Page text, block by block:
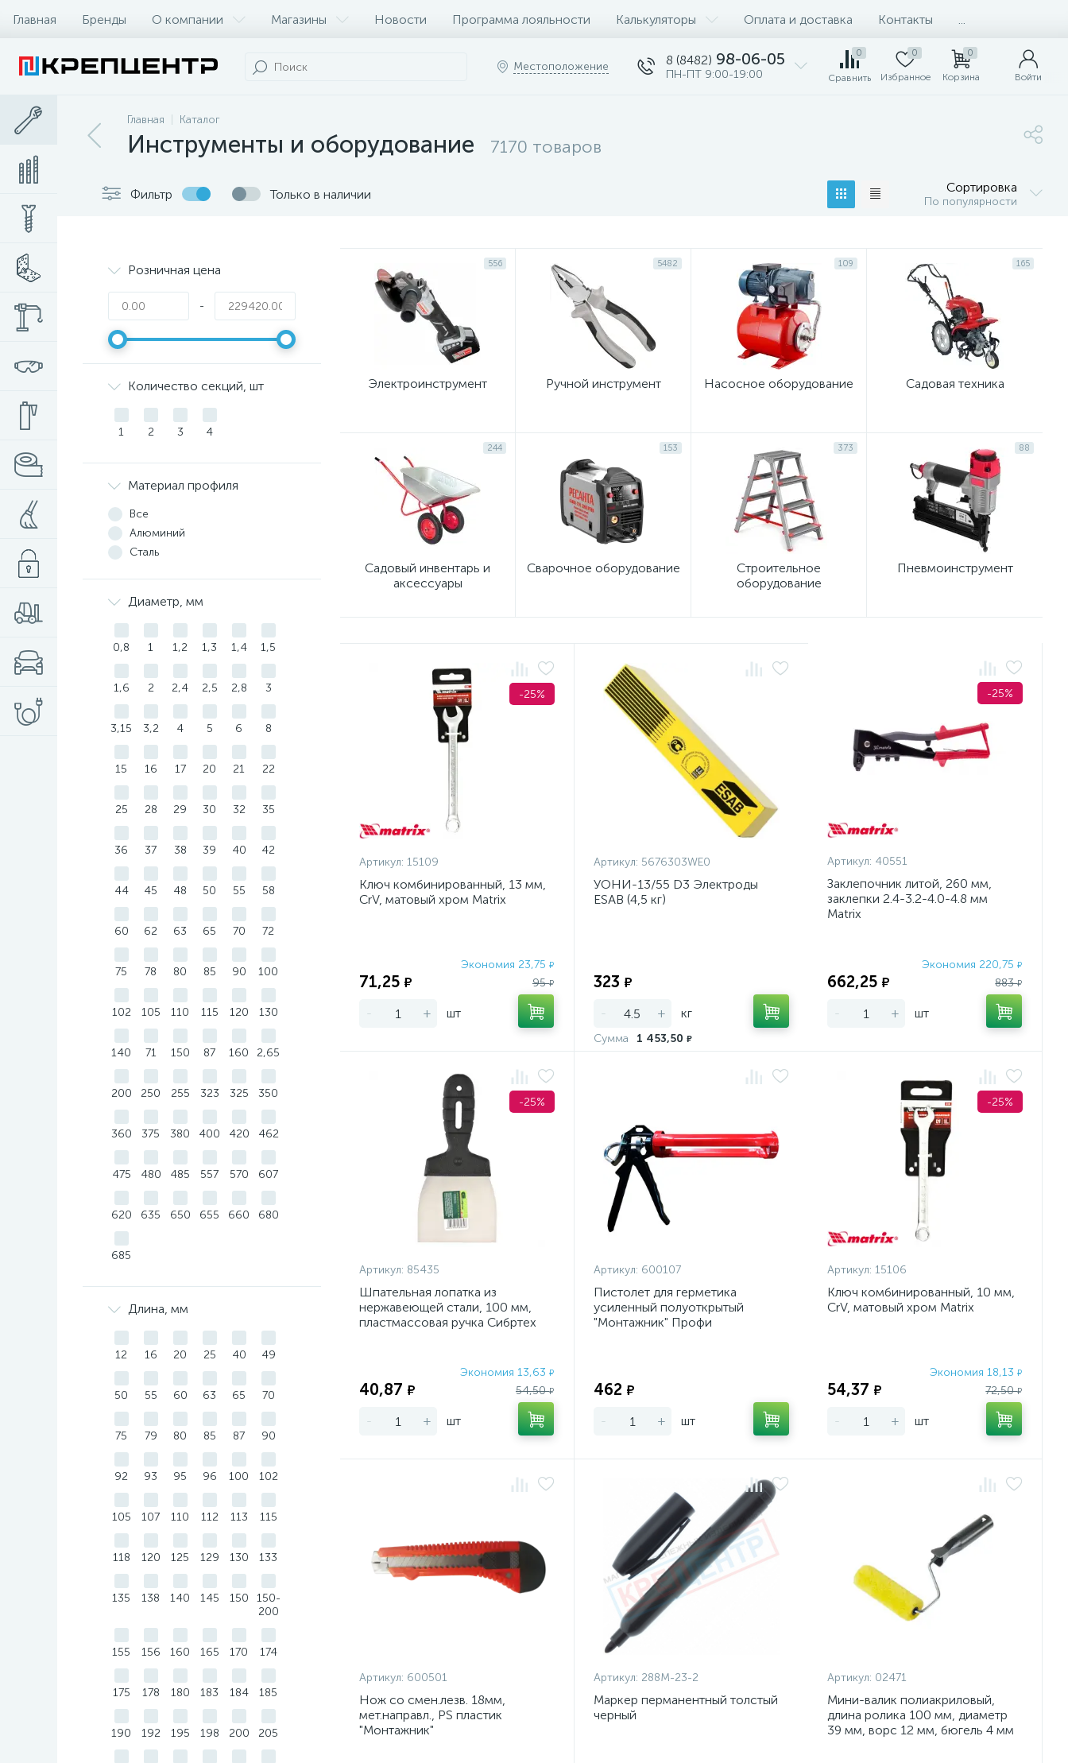
Главная Бренды О компании Магазины Новости Программа лояльности Калькуляторы Оплата и доставка Контакты
Местоположение 8 (8482) 98-06-05
ПН-ПТ 9:00-19:00
0
Сравнить
0
Избранное
0
Корзина Войти
Главная Каталог
Инструменты и оборудование 7170 товаров
Фильтр Только в наличии Сортировка
По популярности
Розничная цена
-
Количество секций, шт
1 2 3 4
Материал профиля
Все
Алюминий
Сталь
Диаметр, мм
0,8 1 1,2 1,3 1,4 1,5
1,6 2 2,4 2,5 2,8 3
3,15 3,2 4 5 6 8
15 16 17 20 21 22
25 28 29 30 32 35
36 37 38 39 40 42
44 45 48 50 55 58
60 62 63 65 70 72
75 78 80 85 90 100
102 105 110 115 120 130
140 71 150 87 160 2,65
200 250 255 323 325 350
360 375 380 400 420 462
475 480 485 557 570 607
620 635 650 655 660 680
685
Длина, мм
12 16 20 25 40 49
50 55 60 63 65 70
75 79 80 85 87 90
92 93 95 96 100 102
105 107 110 112 113 115
118 120 125 129 130 133
135 138 140 145 150
150-
200
155 156 160 165 170 174
175 178 180 183 184 185
190 192 195 198 200 205
556
Электроинструмент
5482
Ручной инструмент
109
Насосное оборудование
165
Садовая техника
244
Садовый инвентарь и
аксессуары
153
Сварочное оборудование
373
Строительное
оборудование
88
Пневмоинструмент
-25%
Артикул: 15109
Ключ комбинированный, 13 мм,
CrV, матовый хром Matrix
Экономия 23,75 ₽
71,25 ₽ 95₽
- + шт
Артикул: 5676303WE0
УОНИ-13/55 D3 Электроды
ESAB (4,5 кг)
323 ₽
- + кг
Сумма 1 453,50 ₽
-25%
Артикул: 40551
Заклепочник литой, 260 мм,
заклепки 2.4-3.2-4.0-4.8 мм
Matrix
Экономия 220,75₽
662,25 ₽ 883₽
- + шт
-25%
Артикул: 85435
Шпательная лопатка из
нержавеющей стали, 100 мм,
пластмассовая ручка Сибртех
Экономия 13,63 ₽
40,87 ₽ 54,50₽
- + шт
Артикул: 600107
Пистолет для герметика
усиленный полуоткрытый
"Монтажник" Профи
462 ₽
- + шт
-25%
Артикул: 15106
Ключ комбинированный, 10 мм,
CrV, матовый хром Matrix
Экономия 18,13₽
54,37 ₽ 72,50₽
- + шт
Артикул: 600501
Нож со смен.лезв. 18мм,
мет.направл., PS пластик
"Монтажник"
Артикул: 288M-23-2
Маркер перманентный толстый
черный
Артикул: 02471
Мини-валик полиакриловый,
длина ролика 100 мм, диаметр
39 мм, ворс 12 мм, бюгель 4 мм